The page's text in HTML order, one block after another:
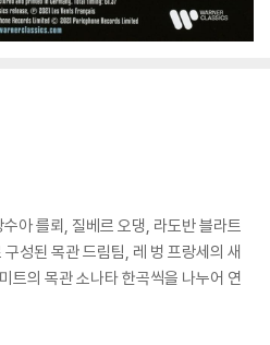
아 를뢰, 질베르 오댕, 라도반 블라트
성된 목관 드림팀, 레 벙 프랑세의 새
트의 목관 소나타 한곡씩을 나누어 연